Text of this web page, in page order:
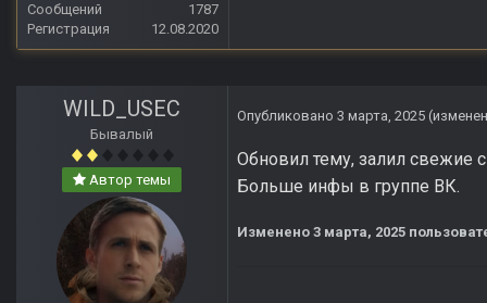
Сообщений
1787
Регистрация
12.08.2020
WILD_USEC
Бывалый
Автор темы
Опубликовано 3 марта, 2025
Обновил тему, залил свежие
Больше инфы в группе ВК.
Изменено 3 марта, 2025